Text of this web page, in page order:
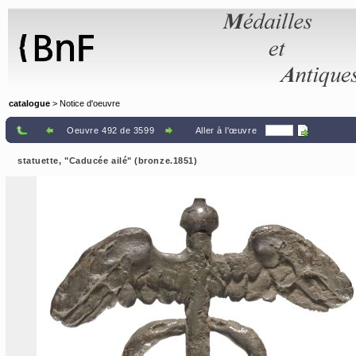
catalogue > Notice d'oeuvre
Oeuvre 492 de 3599 Aller à l'œuvre
statuette, "Caducée ailé" (bronze.1851)